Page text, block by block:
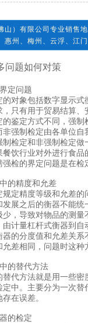
山）有限公司专业销售
惠州、梅州、云浮、江
问题如何对策
定问题
象包括数字显示式
只有用于贸易结算
的鉴定方式不同，强
非强制检定由各单位
检定和非强制检定
饮行业对外进行食
检的界定问题是在检
的精度和允差
精度等级和允差的
展之后的衡器不能
，导致对物品的测
计量杠杆式衡器到
器的分度值和允差关
差相同，问题时这种
的替代方法
方法就是用一些密
定中。主要分为一次
在误差。
的检定